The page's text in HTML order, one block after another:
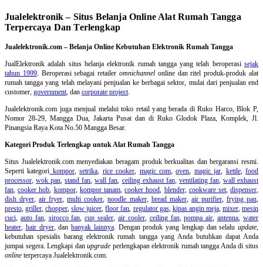
Jualelektronik – Situs Belanja Online Alat Rumah Tangga
Terpercaya Dan Terlengkap
Jualelektronik.com – Belanja Online Kebutuhan Elektronik Rumah Tangga
JualElektronik adalah situs belanja elektronik rumah tanggayang telah beroperasisejak
tahun 1999. Beroperasi sebagai retaileromnichannel online dan ritel produk-produk alat
rumah tangga yang telah melayani penjualan ke berbagai sektor, mulai dari penjualan end
customer, government, dan corporate project.
Jualelektronik.com juga menjual melalui toko retail yang berada di Ruko Harco, Blok P,
Nomor 28-29, Mangga Dua, Jakarta Pusat dan di Ruko Glodok Plaza, Komplek, Jl.
Pinangsia Raya Kota No.50 Mangga Besar.
Kategori Produk Terlengkap untuk Alat Rumah Tangga
Situs Jualelektronik.com menyediakan beragam produk berkualitas dan bergaransi resmi.
Seperti kategori kompor,setrika, rice cooker, magic com,oven, magic jar, kettle,food
processor,wok pan,stand fan,wall fan, ceiling exhaust fan, ventilating fan, wall exhaust
fan,cooker hob, kompor, kompor tanam,cooker hood, blender, cookware set,dispenser,
dish dryer,air fryer,multi cooker,noodle maker, bread maker, air purifier, frying pan,
presto,griller,chopper,slow juicer,floor fan, regulator gas, kipas angin meja, mixer,mesin
cuci, auto fan, sirocco fan,cup sealer,air cooler, ceiling fan,pompa air,antenna,water
heater, hair dryer, dan banyak lainnya. Dengan produk yang lengkap dan selalu update,
kebutuhan spesialis barang elektronik rumah tangga yang Anda butuhkan dapat Anda
jumpai segera. Lengkapi danupgrade perlengkapan elektronik rumah tangga Anda di situs
online terpercaya Jualelektronik.com.